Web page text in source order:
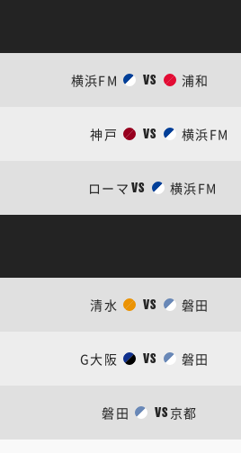
横浜FM VS 浦和
神戸 VS 横浜FM
ローマ VS 横浜FM
清水 VS 磐田
G大阪 VS 磐田
磐田 VS 京都